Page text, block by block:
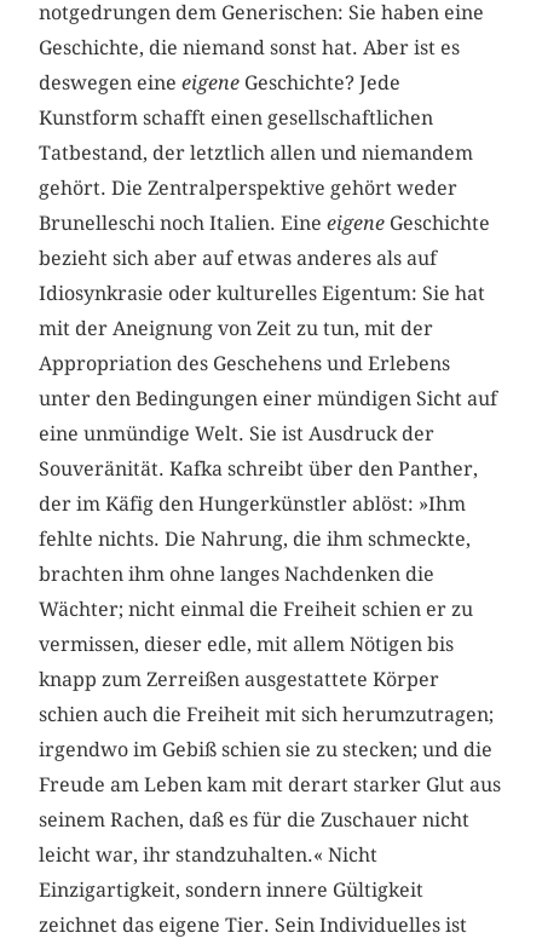
notgedrungen dem Generischen: Sie haben eine
Geschichte, die niemand sonst hat. Aber ist es
deswegen eineeigene Geschichte? Jede
Kunstform schafft einen gesellschaftlichen
Tatbestand, der letztlich allen und niemandem
gehört. Die Zentralperspektive gehört weder
Brunelleschi noch Italien. Eineeigene Geschichte
bezieht sich aber auf etwas anderes als auf
Idiosynkrasie oder kulturelles Eigentum: Sie hat
mit der Aneignung von Zeit zu tun, mit der
Appropriation des Geschehens und Erlebens
unter den Bedingungen einer mündigen Sicht auf
eine unmündige Welt. Sie ist Ausdruck der
Souveränität. Kafka schreibt über den Panther,
der im Käfig den Hungerkünstler ablöst: »Ihm
fehlte nichts. Die Nahrung, die ihm schmeckte,
brachten ihm ohne langes Nachdenken die
Wächter; nicht einmal die Freiheit schien er zu
vermissen, dieser edle, mit allem Nötigen bis
knapp zum Zerreißen ausgestattete Körper
schien auch die Freiheit mit sich herumzutragen;
irgendwo im Gebiß schien sie zu stecken; und die
Freude am Leben kam mit derart starker Glut aus
seinem Rachen, daß es für die Zuschauer nicht
leicht war, ihr standzuhalten.« Nicht
Einzigartigkeit, sondern innere Gültigkeit
zeichnet das eigene Tier. Sein Individuelles ist